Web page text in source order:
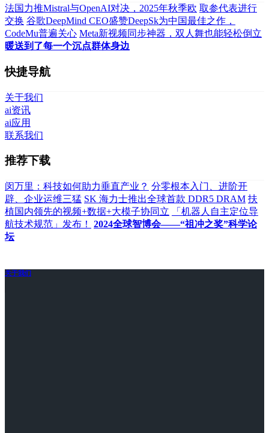
法国力推Mistral与OpenAI对决，2025年秋季欧 取参代表进行
交换 谷歌DeepMind CEO盛赞DeepSk为中国最佳之作，
CodeMu普遍关心 Meta新视频同步神器，双人舞也能轻松倒立
暖送到了每一个沉点群体身边
快捷导航
关于我们
ai资讯
ai应用
联系我们
推荐下载
闵万里：科技如何助力垂直产业？ 分零根本入门、进阶开
辟、企业运维三猛 SK 海力士推出全球首款 DDR5 DRAM 扶
植国内领先的视频+数据+大模子协同立
「机器人自主定位导
航技术规范」发布！
2024全球智博会——“祖冲之奖”科学论
坛
关于我们